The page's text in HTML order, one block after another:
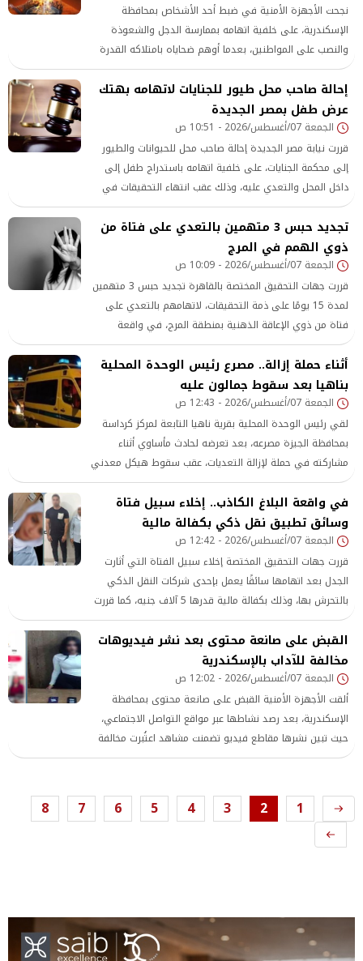
نجحت الأجهزة الأمنية في ضبط أحد الأشخاص بمحافظة
الإسكندرية، على خلفية اتهامه بممارسة الدجل والشعوذة
والنصب على المواطنين، بعدما أوهم ضحاياه بامتلاكه القدرة
على تقديم العلاج الروحاني وحل بعض المشكلات الصحية
والاجتماعية، مقابل مبالغ مالية
إحالة صاحب محل طيور للجنايات لاتهامه بهتك
عرض طفل بمصر الجديدة
الجمعة 07/أغسطس/2026 - 10:51 ص
قررت نيابة مصر الجديدة إحالة صاحب محل للحيوانات والطيور
إلى محكمة الجنايات، على خلفية اتهامه باستدراج طفل إلى
داخل المحل والتعدي عليه، وذلك عقب انتهاء التحقيقات في
الواقعة
تجديد حبس 3 متهمين بالتعدي على فتاة من
ذوي الهمم في المرج
الجمعة 07/أغسطس/2026 - 10:09 ص
قررت جهات التحقيق المختصة بالقاهرة تجديد حبس 3 متهمين
لمدة 15 يومًا على ذمة التحقيقات، لاتهامهم بالتعدي على
فتاة من ذوي الإعاقة الذهنية بمنطقة المرج، في واقعة
أسفرت عن حدوث حمل للفتاة، وفقًا لما ورد في التحقيقات
أثناء حملة إزالة.. مصرع رئيس الوحدة المحلية
بناهيا بعد سقوط جمالون عليه
الجمعة 07/أغسطس/2026 - 12:43 ص
لقي رئيس الوحدة المحلية بقرية ناهيا التابعة لمركز كرداسة
بمحافظة الجيزة مصرعه، بعد تعرضه لحادث مأساوي أثناء
مشاركته في حملة لإزالة التعديات، عقب سقوط هيكل معدني
جمالون عليه خلال تنفيذ الأعمال
في واقعة البلاغ الكاذب.. إخلاء سبيل فتاة
وسائق تطبيق نقل ذكي بكفالة مالية
الجمعة 07/أغسطس/2026 - 12:42 ص
قررت جهات التحقيق المختصة إخلاء سبيل الفتاة التي أثارت
الجدل بعد اتهامها سائقًا يعمل بإحدى شركات النقل الذكي
بالتحرش بها، وذلك بكفالة مالية قدرها 5 آلاف جنيه، كما قررت
إخلاء سبيل السائق بالقيمة ذاتها، مع استمرار التحقيقات في
الواقعة
القبض على صانعة محتوى بعد نشر فيديوهات
مخالفة للآداب بالإسكندرية
الجمعة 07/أغسطس/2026 - 12:02 ص
ألقت الأجهزة الأمنية القبض على صانعة محتوى بمحافظة
الإسكندرية، بعد رصد نشاطها عبر مواقع التواصل الاجتماعي،
حيث تبين نشرها مقاطع فيديو تضمنت مشاهد اعتُبرت مخالفة
للآداب العامة والقيم المجتمعية، في إطار سعيها لزيادة نسب
1
2
3
4
5
6
7
8